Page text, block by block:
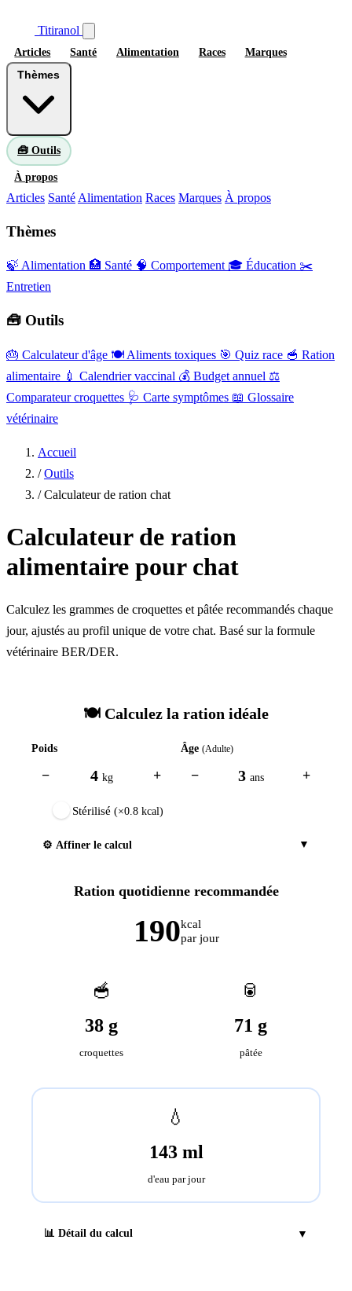
Titiranol
Articles Santé Alimentation Races Marques
🧰 Outils
À propos
Articles Santé Alimentation Races Marques À propos
Thèmes
🍃 Alimentation 🏥 Santé 🧠 Comportement 🎓 Éducation ✂️
Entretien
🧰 Outils
🎂 Calculateur d'âge 🍽️ Aliments toxiques 🎯 Quiz race 🥣 Ration
alimentaire 💉 Calendrier vaccinal 💰 Budget annuel ⚖️
Comparateur croquettes 🩺 Carte symptômes 📖 Glossaire
vétérinaire
Accueil
/ Outils
/ Calculateur de ration chat
Calculateur de ration
alimentaire pour chat
Calculez les grammes de croquettes et pâtée recommandés chaque
jour, ajustés au profil unique de votre chat. Basé sur la formule
vétérinaire BER/DER.
🍽️ Calculez la ration idéale
Poids
− 4 kg +
Âge (Adulte)
− 3 ans +
Stérilisé (×0.8 kcal)
⚙️ Affiner le calcul ▼
Ration quotidienne recommandée
190kcal
par jour
🥣
38 g
croquettes
🥫
71 g
pâtée
💧
143ml
d'eau par jour
📊 Détail du calcul ▼